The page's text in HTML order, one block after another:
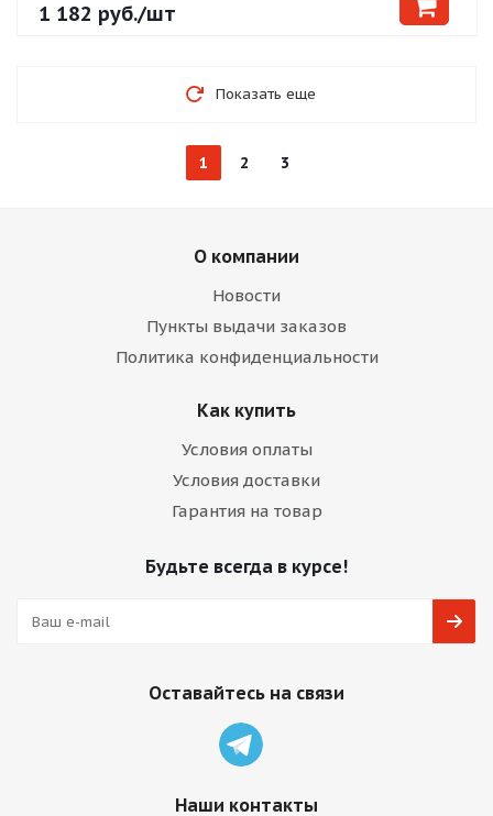
1 182 руб./шт
Показать еще
1 2 3
О компании
Новости
Пункты выдачи заказов
Политика конфиденциальности
Как купить
Условия оплаты
Условия доставки
Гарантия на товар
Будьте всегда в курсе!
Оставайтесь на связи
Наши контакты